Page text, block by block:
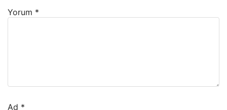
Yorum *
Ad *